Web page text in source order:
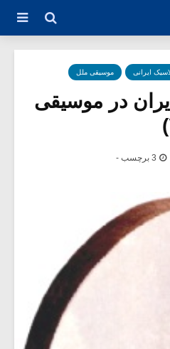
ایرانی موسیقی ملل
در موسیقی
3 برچسب -